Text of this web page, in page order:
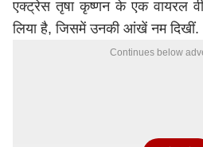
एक्ट्रेस तृषा कृष्णन के एक वायरल
लिया है, जिसमें उनकी आंखें नम दिखीं.
Continues below